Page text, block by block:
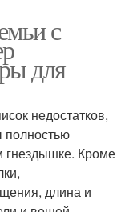
с
для
недостатков,
полностью
гнездышке. Кроме
длина и